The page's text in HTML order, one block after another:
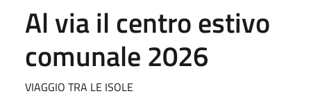
Al via il centro estivo
comunale 2026
VIAGGIO TRA LE ISOLE